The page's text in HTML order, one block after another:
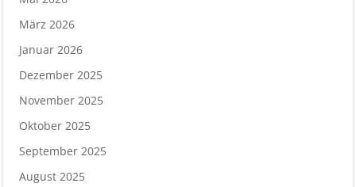
März 2026
Januar 2026
Dezember 2025
November 2025
Oktober 2025
September 2025
August 2025